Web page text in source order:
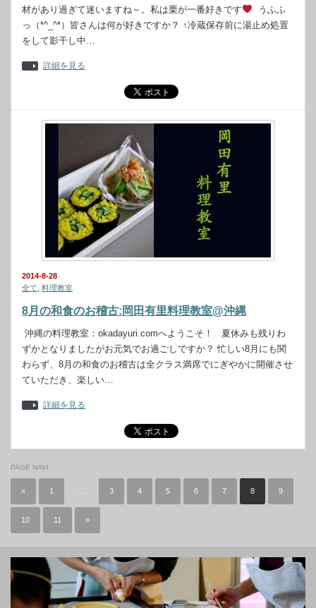
材があり過ぎて迷いますね～。私は栗が一番好きです
うふふ
っ（*^_^*）皆さんは何が好きですか？ ↑冷蔵保存前に湯止め処置
をして影干し中…
詳細を見る
2014-8-28
全て 料理教室
8月の和食のお稽古:岡田有里料理教室@沖縄
沖縄の料理教室：okadayuri.comへようこそ！ 夏休みも残りわ
ずかとなりましたがお元気でお過ごしですか？ 忙しい8月にも関
わらず、8月の和食のお稽古は全クラス満席でにぎやかに開催させ
ていただき、楽しい…
詳細を見る
PAGE NAVI
« 1 3 4 5 6 7 8 9
10 11 »